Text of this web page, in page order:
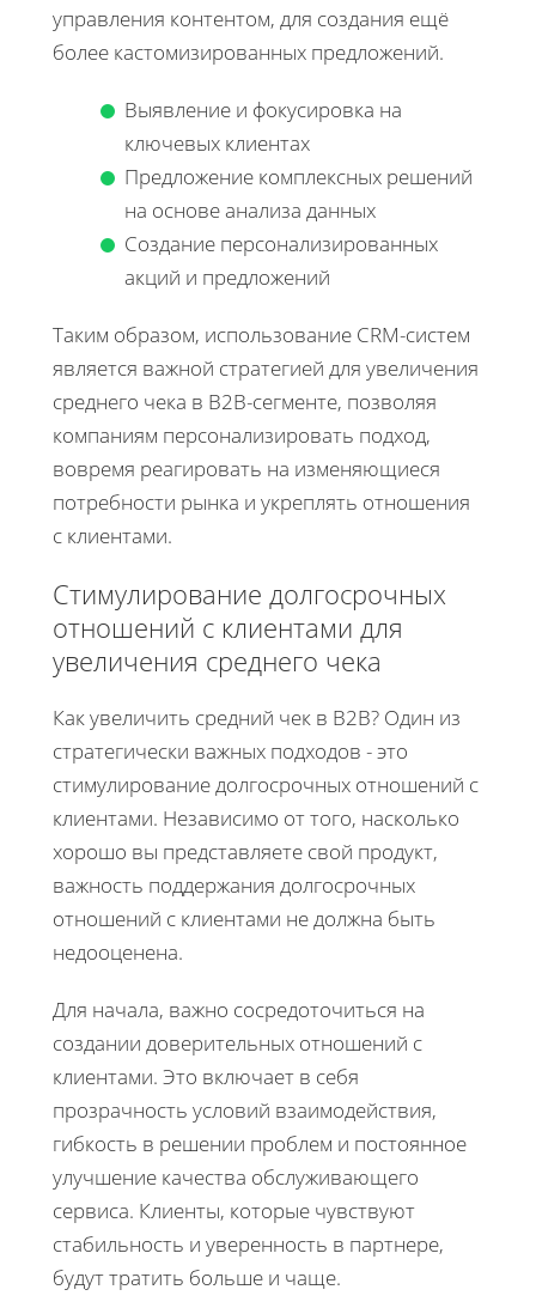
управления контентом, для создания ещё
более кастомизированных предложений.
Выявление и фокусировка на
ключевых клиентах
Предложение комплексных решений
на основе анализа данных
Создание персонализированных
акций и предложений
Таким образом, использование CRM-систем
является важной стратегией для увеличения
среднего чека в B2B-сегменте, позволяя
компаниям персонализировать подход,
вовремя реагировать на изменяющиеся
потребности рынка и укреплять отношения
с клиентами.
Стимулирование долгосрочных
отношений с клиентами для
увеличения среднего чека
Как увеличить средний чек в B2B? Один из
стратегически важных подходов - это
стимулирование долгосрочных отношений с
клиентами. Независимо от того, насколько
хорошо вы представляете свой продукт,
важность поддержания долгосрочных
отношений с клиентами не должна быть
недооценена.
Для начала, важно сосредоточиться на
создании доверительных отношений с
клиентами. Это включает в себя
прозрачность условий взаимодействия,
гибкость в решении проблем и постоянное
улучшение качества обслуживающего
сервиса. Клиенты, которые чувствуют
стабильность и уверенность в партнере,
будут тратить больше и чаще.